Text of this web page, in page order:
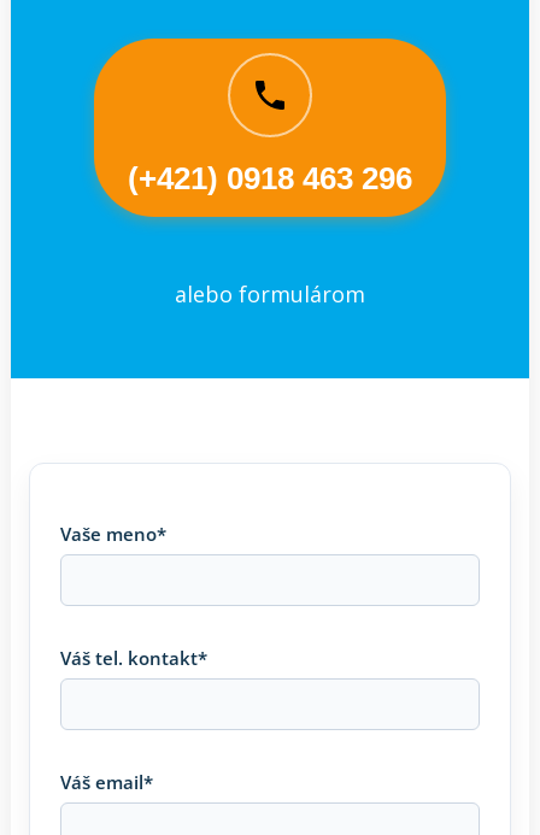
(+421) 0918 463 296
alebo formulárom
Vaše meno*
Váš tel. kontakt*
Váš email*